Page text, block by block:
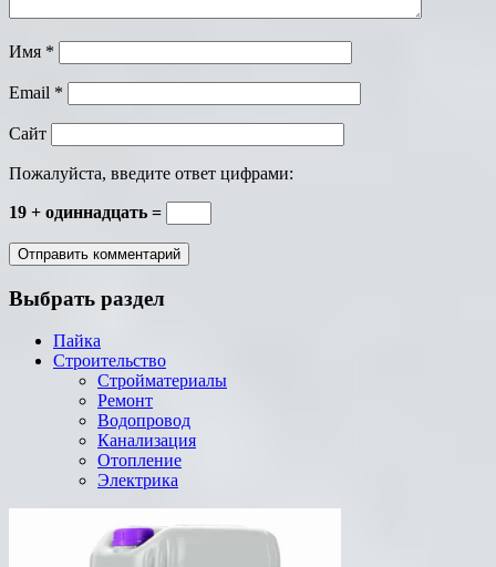
Имя *
Email *
Сайт
Пожалуйста, введите ответ цифрами:
19 + одиннадцать =
Выбрать раздел
Пайка
Строительство
Стройматериалы
Ремонт
Водопровод
Канализация
Отопление
Электрика